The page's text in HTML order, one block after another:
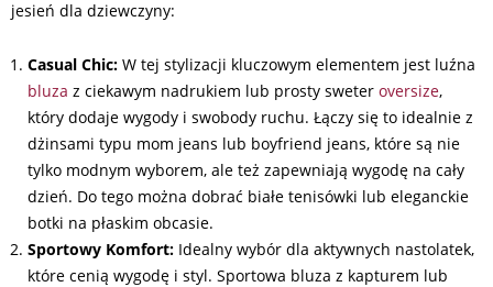
jesień dla dziewczyny:
Casual Chic: W tej stylizacji kluczowym elementem jest luźna
bluza z ciekawym nadrukiem lub prosty sweter oversize,
który dodaje wygody i swobody ruchu. Łączy się to idealnie z
dżinsami typu mom jeans lub boyfriend jeans, które są nie
tylko modnym wyborem, ale też zapewniają wygodę na cały
dzień. Do tego można dobrać białe tenisówki lub eleganckie
botki na płaskim obcasie.
Sportowy Komfort: Idealny wybór dla aktywnych nastolatek,
które cenią wygodę i styl. Sportowa bluza z kapturem lub